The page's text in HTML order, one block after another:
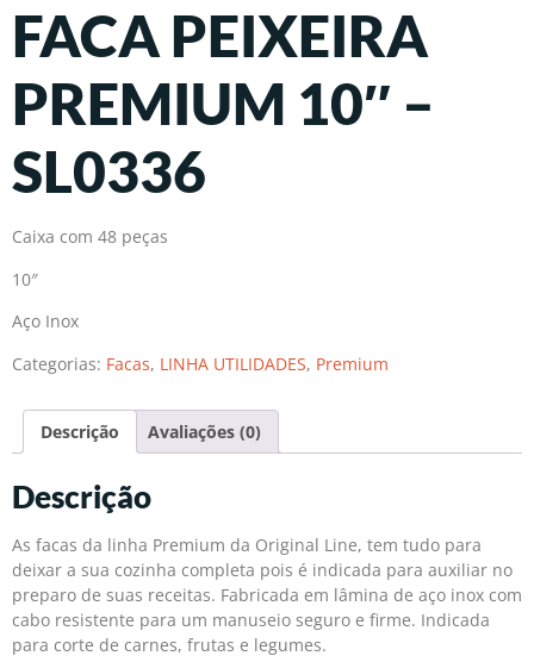
FACA PEIXEIRA
PREMIUM 10″ –
SL0336
Caixa com 48 peças
10″
Aço Inox
Categorias: Facas, LINHA UTILIDADES, Premium
Descrição Avaliações (0)
Descrição
As facas da linha Premium da Original Line, tem tudo para
deixar a sua cozinha completa pois é indicada para auxiliar no
preparo de suas receitas. Fabricada em lâmina de aço inox com
cabo resistente para um manuseio seguro e firme. Indicada
para corte de carnes, frutas e legumes.